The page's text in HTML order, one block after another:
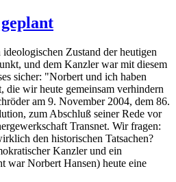
Zustand der heutigen
und dem Kanzler war mit diesem
sicher: "Norbert und ich haben
die wir heute gemeinsam verhindern
am 9. November 2004, dem 86.
zum Abschluß seiner Rede vor
Transnet. Wir fragen:
den historischen Tatsachen?
Kanzler und ein
war Norbert Hansen) heute eine